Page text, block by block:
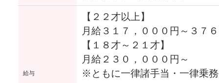
給与
【２２才以上】
月給３１７，０００円～３７
【１８才～２１才】
月給２３０，０００円～
※ともに一律諸手当・一律乗